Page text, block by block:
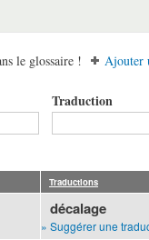
le glossaire ! Ajouter
Traduction
Traductions
décalage
» Suggérer une